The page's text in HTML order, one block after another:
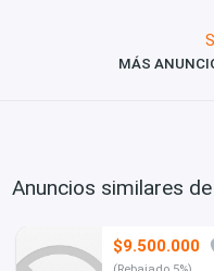
MÁS
Anuncios similares
$9.500.000